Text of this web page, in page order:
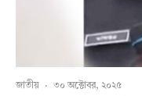
জাতীয় · ৩০ অক্টোবর, ২০২৫